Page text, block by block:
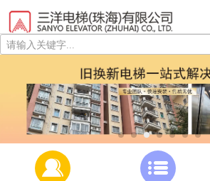
请输入关键字...